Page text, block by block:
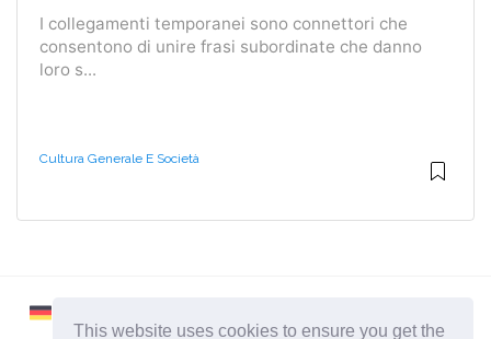
This website uses cookies to ensure you get the
I collegamenti temporanei sono connettori che
consentono di unire frasi subordinate che danno
loro s...
Cultura Generale E Società